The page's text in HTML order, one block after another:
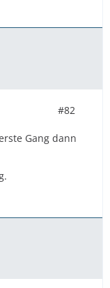
#82
Gang dann